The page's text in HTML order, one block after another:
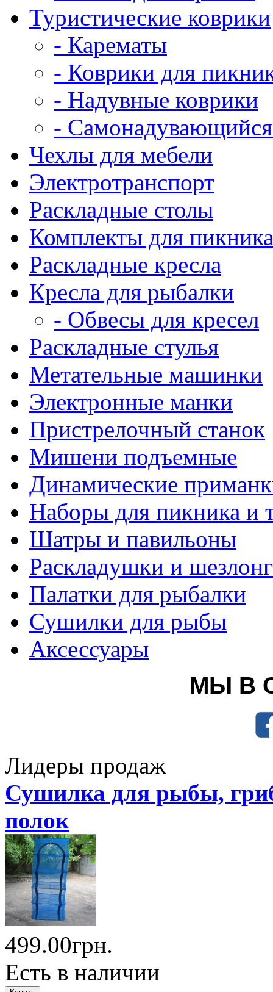
Туристические коврики
- Карематы
- Коврики для
- Надувные коврики
-
Чехлы для мебели
Электротранспорт
Раскладные столы
Комплекты для пикника
Раскладные кресла
Кресла для рыбалки
- Обвесы для кресел
Раскладные стулья
Метательные машинки
Электронные манки
Пристрелочный станок
Мишени подъемные
Динамические
Наборы для пикника и
Шатры и павильоны
Раскладушки и
Палатки для рыбалки
Сушилки для рыбы
Аксессуары
МЫ В
Лидеры продаж
Сушилка для рыбы,
полок
499.00грн.
Есть в наличии